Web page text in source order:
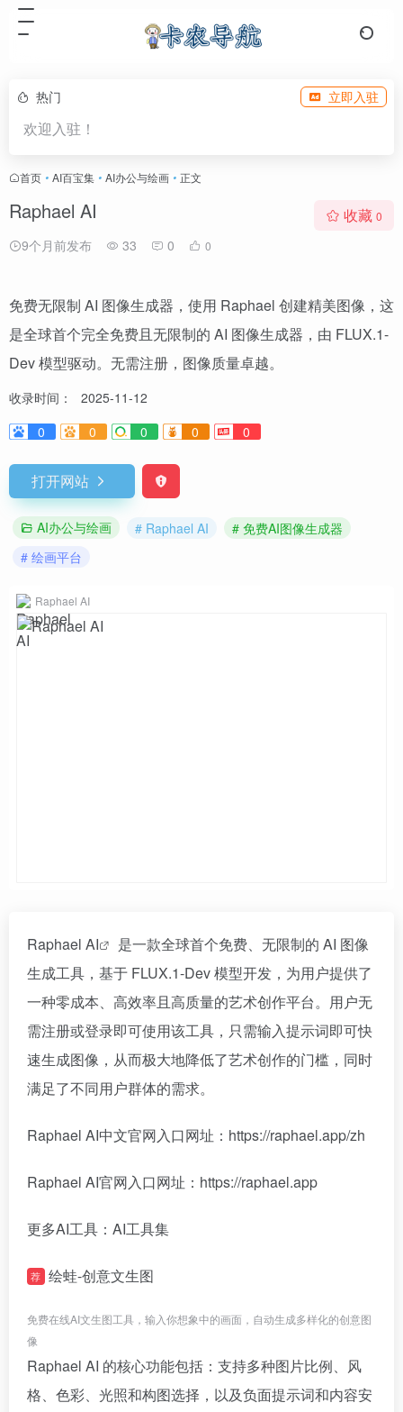
热门 立即入驻
欢迎入驻！
首页 • AI百宝集 • AI办公与绘画 • 正文
Raphael AI
9个月前发布 33 0 0
收藏 0
免费无限制 AI 图像生成器，使用 Raphael 创建精美图像，这
是全球首个完全免费且无限制的 AI 图像生成器，由 FLUX.1-
Dev 模型驱动。无需注册，图像质量卓越。
收录时间：
2025-11-12
0
0 0 0 0
打开网站
AI办公与绘画 # Raphael AI
# 免费AI图像生成器
# 绘画平台
Raphael AI
Raphael AI
是一款全球首个免费、无限制的 AI 图像
生成工具，基于 FLUX.1-Dev 模型开发，为用户提供了
一种零成本、高效率且高质量的艺术创作平台。用户无
需注册或登录即可使用该工具，只需输入提示词即可快
速生成图像，从而极大地降低了艺术创作的门槛，同时
满足了不同用户群体的需求。
Raphael AI中文官网入口网址：https://raphael.app/zh
Raphael AI官网入口网址：https://raphael.app
更多AI工具：AI工具集
荐 绘蛙-创意文生图
免费在线AI文生图工具，输入你想象中的画面，自动生成多样化的创意图
像
Raphael AI 的核心功能包括：支持多种图片比例、风
格、色彩、光照和构图选择，以及负面提示词和内容安